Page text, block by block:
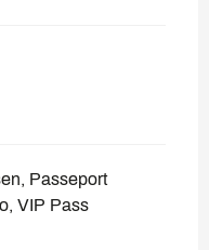
Passeport
VIP Pass